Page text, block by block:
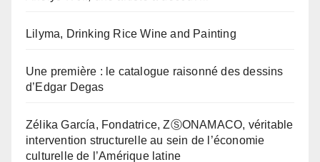
Lilyma, Drinking Rice Wine and Painting
Une première : le catalogue raisonné des dessins
d’Edgar Degas
Zélika García, Fondatrice, ZⓈONAMACO, véritable
intervention structurelle au sein de l’économie
culturelle de l’Amérique latine